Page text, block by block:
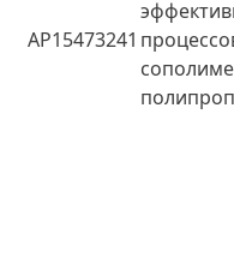
AP15473241